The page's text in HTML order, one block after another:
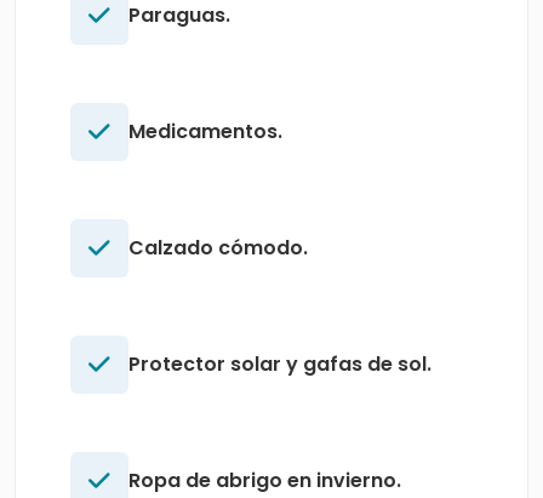
Paraguas.
Medicamentos.
Calzado cómodo.
Protector solar y gafas de sol.
Ropa de abrigo en invierno.